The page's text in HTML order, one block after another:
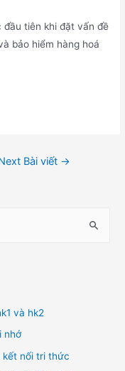
đầu tiên khi đặt vấn đề
bảo hiểm hàng hoá
Bài viết →
và hk2
nhớ
kết nối tri thức